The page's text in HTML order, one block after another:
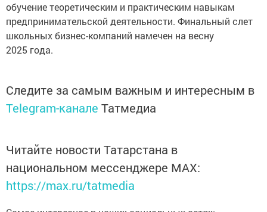
обучение теоретическим и практическим навыкам
предпринимательской деятельности. Финальный слет
школьных бизнес-компаний намечен на весну
2025 года.
Следите за самым важным и интересным в
Telegram-канале Татмедиа
Читайте новости Татарстана в
национальном мессенджере MАХ:
https://max.ru/tatmedia